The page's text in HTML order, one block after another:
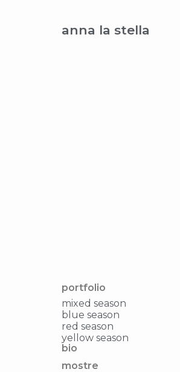
anna la stella
portfolio
mixed season
blue season
red season
yellow season
bio
mostre